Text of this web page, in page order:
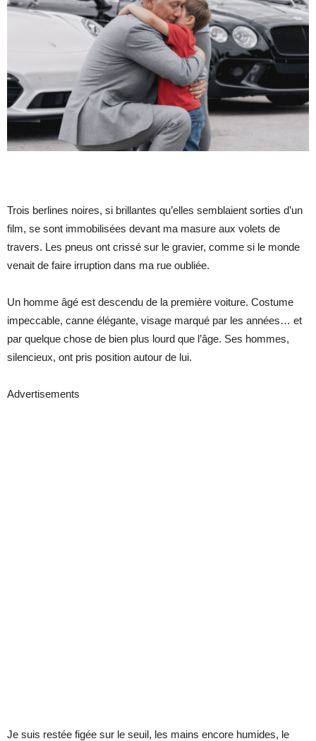
Trois berlines noires, si brillantes qu’elles semblaient sorties d’un
film, se sont immobilisées devant ma masure aux volets de
travers. Les pneus ont crissé sur le gravier, comme si le monde
venait de faire irruption dans ma rue oubliée.
Un homme âgé est descendu de la première voiture. Costume
impeccable, canne élégante, visage marqué par les années… et
par quelque chose de bien plus lourd que l’âge. Ses hommes,
silencieux, ont pris position autour de lui.
Advertisements
Je suis restée figée sur le seuil, les mains encore humides, le